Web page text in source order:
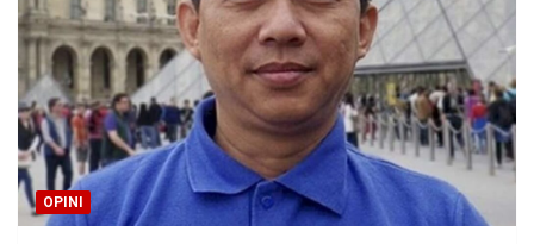
OPINI